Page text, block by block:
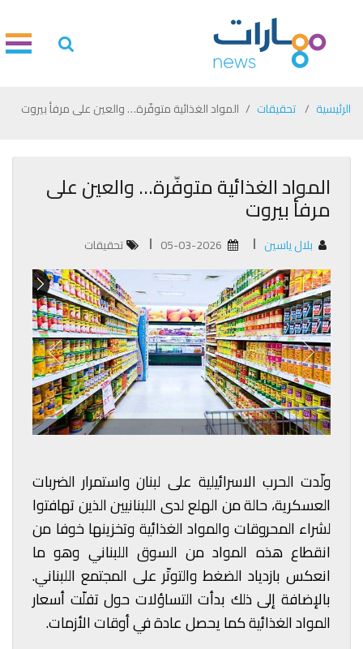
الرئيسية تحقيقات المواد الغذائية متوفّرة… والعين على مرفأ بيروت
المواد الغذائية متوفّرة… والعين على
مرفأ بيروت
بلال ياسين تحقيقات
ولّدت الحرب الاسرائيلية على لبنان واستمرار الضربات
العسكرية، حالة من الهلع لدى اللبنانيين الذين تهافتوا
لشراء المحروقات والمواد الغذائية وتخزينها خوفا من
انقطاع هذه المواد من السوق اللبناني وهو ما
انعكس بازدياد الضغط والتوتّر على المجتمع اللبناني.
بالإضافة إلى ذلك بدأت التساؤلات حول تفلّت أسعار
المواد الغذائية كما يحصل عادة في أوقات الأزمات.